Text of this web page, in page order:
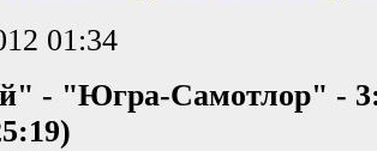
01:34
- "Югра-Самотлор" -